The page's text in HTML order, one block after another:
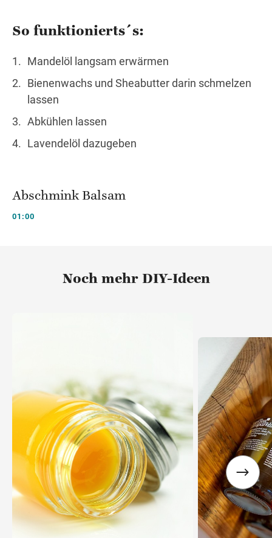
So funktionierts´s:
Mandelöl langsam erwärmen
Bienenwachs und Sheabutter darin schmelzen
lassen
Abkühlen lassen
Lavendelöl dazugeben
Abschmink Balsam
01:00
Noch mehr DIY-Ideen